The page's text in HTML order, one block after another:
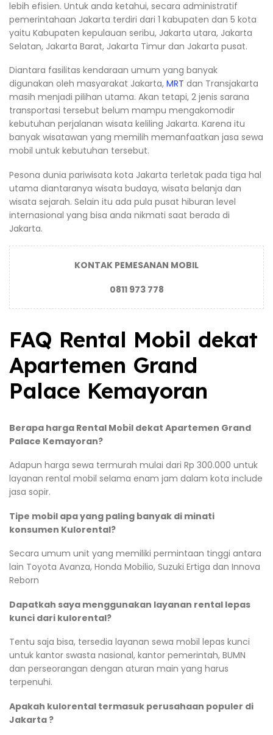
lebih efisien. Untuk anda ketahui, secara administratif
pemerintahaan Jakarta terdiri dari 1 kabupaten dan 5 kota
yaitu Kabupaten kepulauan seribu, Jakarta utara, Jakarta
Selatan, Jakarta Barat, Jakarta Timur dan Jakarta pusat.
Diantara fasilitas kendaraan umum yang banyak
digunakan oleh masyarakat Jakarta, MRT dan Transjakarta
masih menjadi pilihan utama. Akan tetapi, 2 jenis sarana
transportasi tersebut belum mampu mengakomodir
kebutuhan perjalanan wisata keliling Jakarta. Karena itu
banyak wisatawan yang memilih memanfaatkan jasa sewa
mobil untuk kebutuhan tersebut.
Pesona dunia pariwisata kota Jakarta terletak pada tiga hal
utama diantaranya wisata budaya, wisata belanja dan
wisata sejarah. Selain itu ada pula pusat hiburan level
internasional yang bisa anda nikmati saat berada di
Jakarta.
KONTAK PEMESANAN MOBIL
0811 973 778
FAQ Rental Mobil dekat
Apartemen Grand
Palace Kemayoran
Berapa harga Rental Mobil dekat Apartemen Grand
Palace Kemayoran?
Adapun harga sewa termurah mulai dari Rp 300.000 untuk
layanan rental mobil selama enam jam dalam kota include
jasa sopir.
Tipe mobil apa yang paling banyak di minati
konsumen Kulorental?
Secara umum unit yang memiliki permintaan tinggi antara
lain Toyota Avanza, Honda Mobilio, Suzuki Ertiga dan Innova
Reborn
Dapatkah saya menggunakan layanan rental lepas
kunci dari kulorental?
Tentu saja bisa, tersedia layanan sewa mobil lepas kunci
untuk kantor swasta nasional, kantor pemerintah, BUMN
dan perseorangan dengan aturan main yang harus
terpenuhi.
Apakah kulorental termasuk perusahaan populer di
Jakarta ?